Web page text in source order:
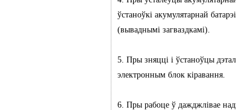
ўстаноўкі акумулятарнай
(вываднымі загваздкамі).
5. Пры зняцці і ўстаноўцы
электронным блок кіравання.
6. Пры рабоце ў дажджлівае